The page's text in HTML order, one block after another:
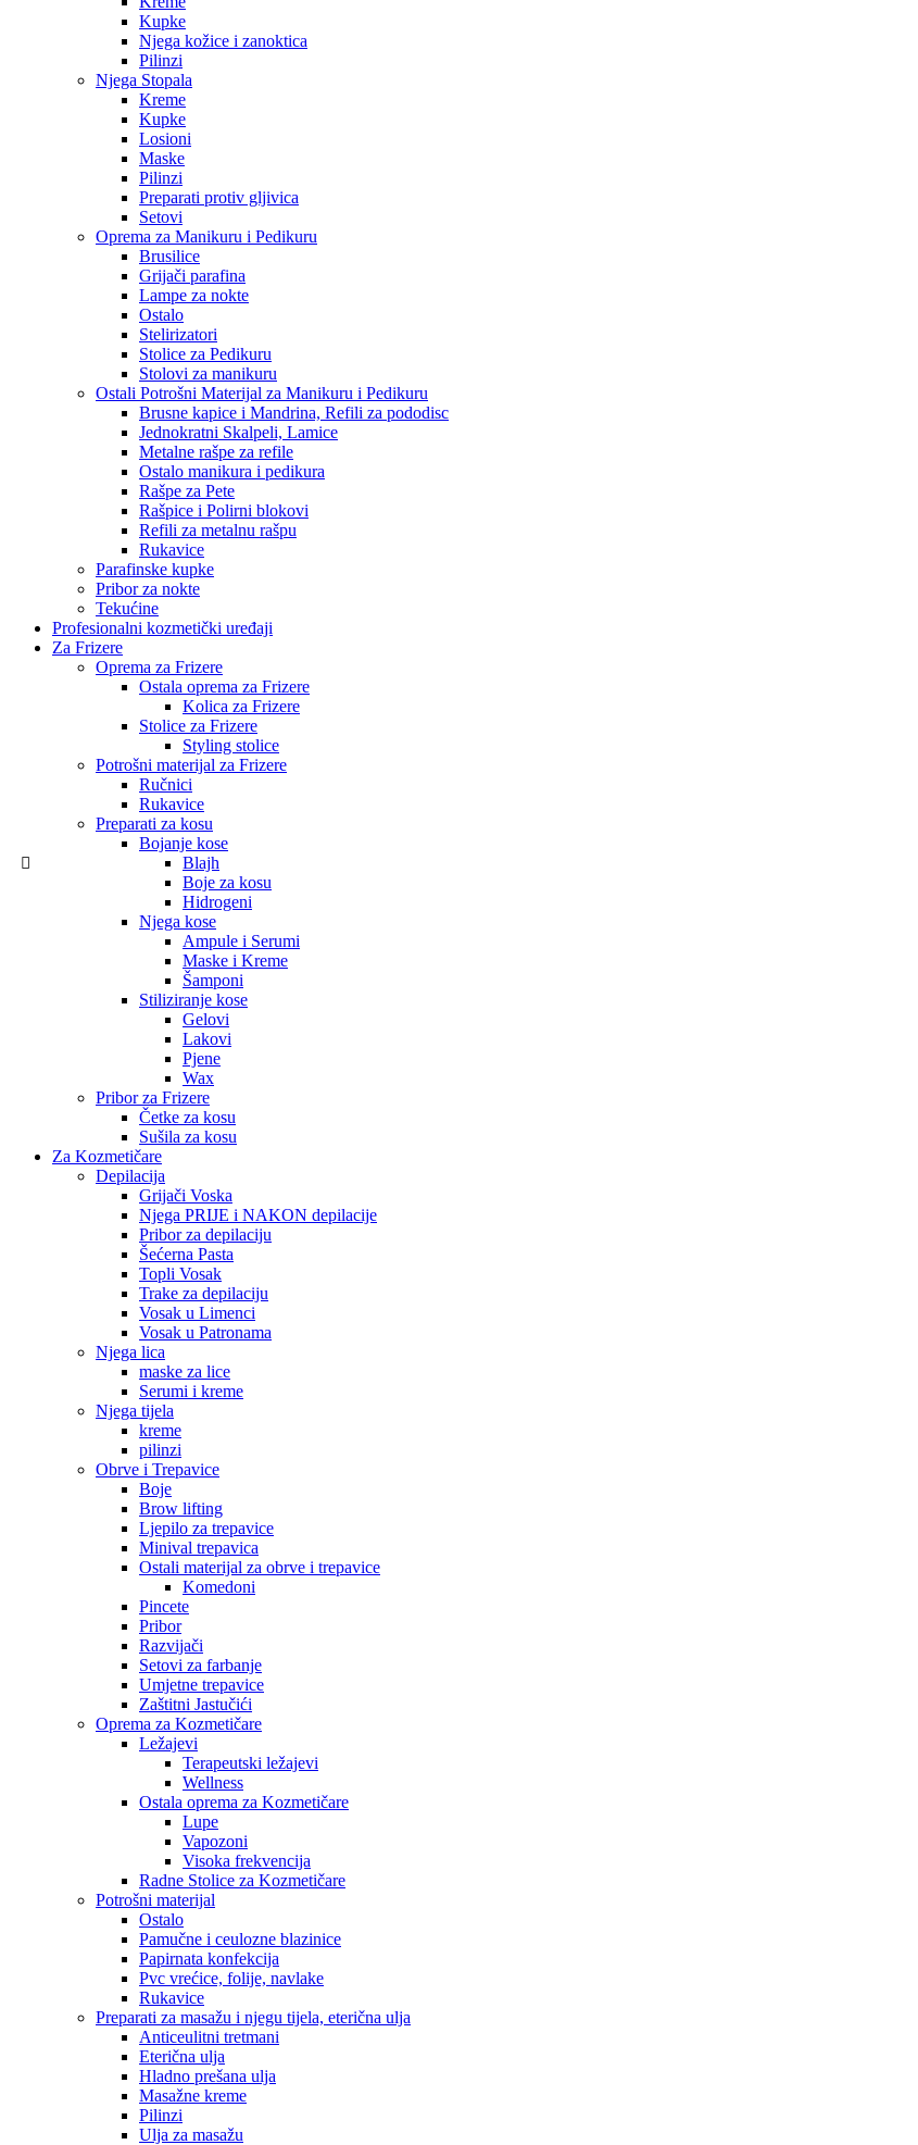
Kupke
Njega kožice i zanoktica
Pilinzi
Njega Stopala
Kreme
Kupke
Losioni
Maske
Pilinzi
Preparati protiv gljivica
Setovi
Oprema za Manikuru i Pedikuru
Brusilice
Grijači parafina
Lampe za nokte
Ostalo
Stelirizatori
Stolice za Pedikuru
Stolovi za manikuru
Ostali Potrošni Materijal za Manikuru i Pedikuru
Brusne kapice i Mandrina, Refili za pododisc
Jednokratni Skalpeli, Lamice
Metalne rašpe za refile
Ostalo manikura i pedikura
Rašpe za Pete
Rašpice i Polirni blokovi
Refili za metalnu rašpu
Rukavice
Parafinske kupke
Pribor za nokte
Tekućine
Profesionalni kozmetički uređaji
Za Frizere
Oprema za Frizere
Ostala oprema za Frizere
Kolica za Frizere
Stolice za Frizere
Styling stolice
Potrošni materijal za Frizere
Ručnici
Rukavice
Preparati za kosu
Bojanje kose
Blajh
Boje za kosu
Hidrogeni
Njega kose
Ampule i Serumi
Maske i Kreme
Šamponi
Stiliziranje kose
Gelovi
Lakovi
Pjene
Wax
Pribor za Frizere
Četke za kosu
Sušila za kosu
Za Kozmetičare
Depilacija
Grijači Voska
Njega PRIJE i NAKON depilacije
Pribor za depilaciju
Šećerna Pasta
Topli Vosak
Trake za depilaciju
Vosak u Limenci
Vosak u Patronama
Njega lica
maske za lice
Serumi i kreme
Njega tijela
kreme
pilinzi
Obrve i Trepavice
Boje
Brow lifting
Ljepilo za trepavice
Minival trepavica
Ostali materijal za obrve i trepavice
Komedoni
Pincete
Pribor
Razvijači
Setovi za farbanje
Umjetne trepavice
Zaštitni Jastučići
Oprema za Kozmetičare
Ležajevi
Terapeutski ležajevi
Wellness
Ostala oprema za Kozmetičare
Lupe
Vapozoni
Visoka frekvencija
Radne Stolice za Kozmetičare
Potrošni materijal
Ostalo
Pamučne i ceulozne blazinice
Papirnata konfekcija
Pvc vrećice, folije, navlake
Rukavice
Preparati za masažu i njegu tijela, eterična ulja
Anticeulitni tretmani
Eterična ulja
Hladno prešana ulja
Masažne kreme
Pilinzi
Ulja za masažu